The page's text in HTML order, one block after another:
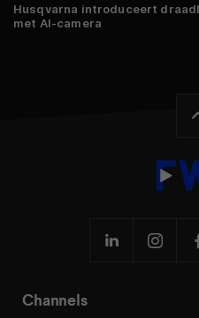
Husqvarna introduceert
met AI-camera
Channels